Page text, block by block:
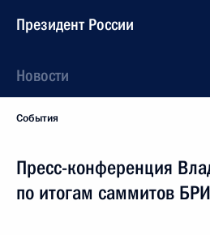
Президент России
Новости
События
Пресс-конференция
по итогам саммитов